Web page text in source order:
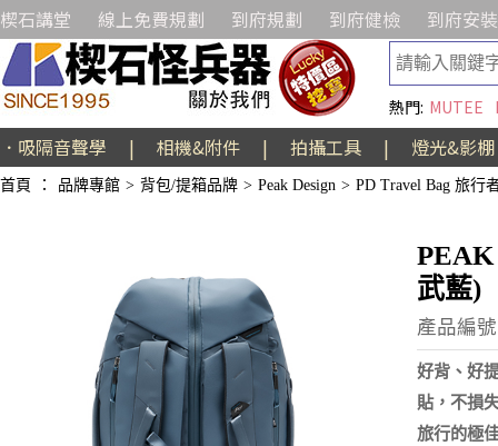
楔石講堂 線上免費規劃 到府規劃 到府健檢 到府安裝
熱門: MUTEE
．吸隔音聲學 | 相機&附件 | 拍攝工具 | 燈光&影棚
首頁 ： 品牌專館 > 背包/提箱品牌 > Peak Design > PD Travel Bag 旅行
PEAK
武藍)
產品編
好背、好
貼，不損
旅行的極